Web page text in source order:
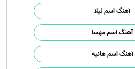
آهنگ اسم لیلا
آهنگ اسم مهسا
آهنگ اسم هانیه